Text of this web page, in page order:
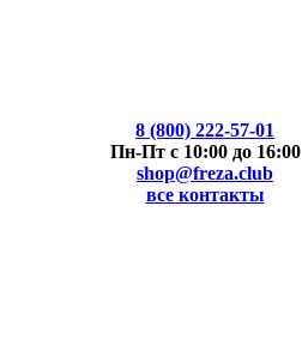
8 (800) 222-57-01
Пн-Пт с 10:00 до 16:00
shop@freza.club
все контакты